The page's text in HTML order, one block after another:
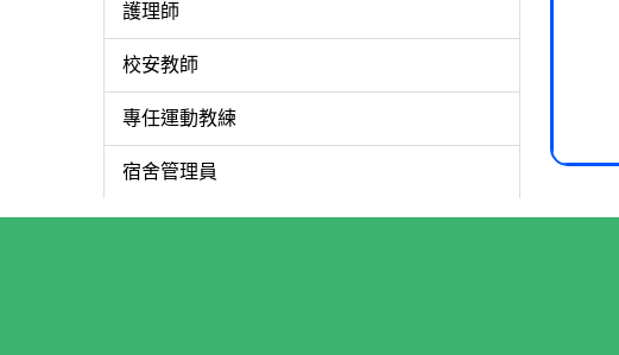
護理師
校安教師
專任運動教練
宿舍管理員